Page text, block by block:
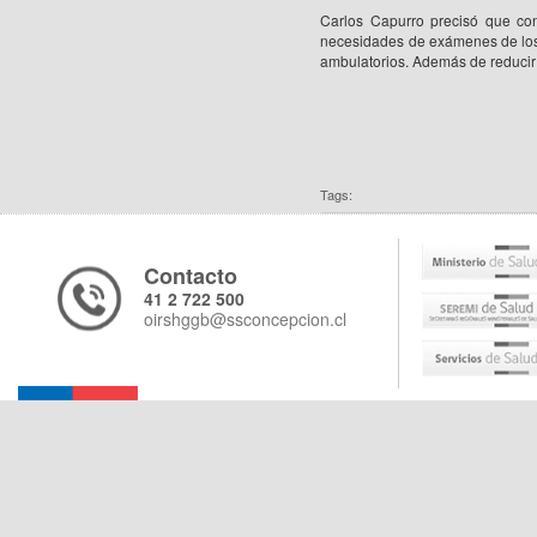
Carlos Capurro precisó que
necesidades de exámenes de
ambulatorios. Además de
Tags:
Contacto
41 2 722 500
oirshggb@ssconcepcion.cl